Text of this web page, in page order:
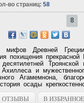
во страниц: 58
8
мифов Древней
похищения
Троянской
и
Агамемнона,
осады
участвовали и боги-
одного...
ОТЗЫВЫ В ИЗБРАННОЕ